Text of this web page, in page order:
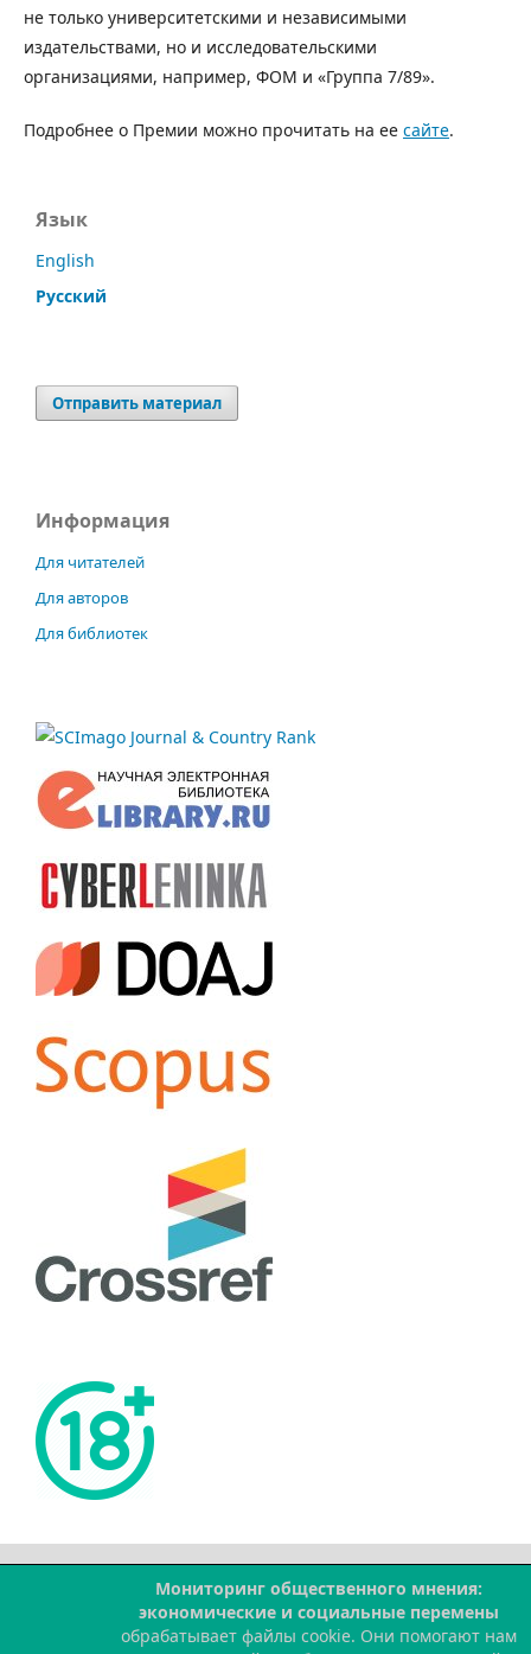
не только университетскими и независимыми
издательствами, но и исследовательскими
организациями, например, ФОМ и «Группа 7/89».
Подробнее о Премии можно прочитать на ее сайте.
Язык
English
Русский
Отправить материал
Информация
Для читателей
Для авторов
Для библиотек
Мониторинг общественного мнения:
экономические и социальные перемены
обрабатывает файлы cookie. Они помогают нам